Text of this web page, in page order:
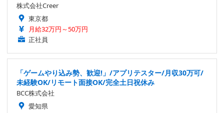
株式会社Creer
東京都
月給32万円～50万円
正社員
「ゲームやり込み勢、歓迎!」/アプリテスター/月収30万可/
未経験OK/リモート面接OK/完全土日祝休み
BCC株式会社
愛知県